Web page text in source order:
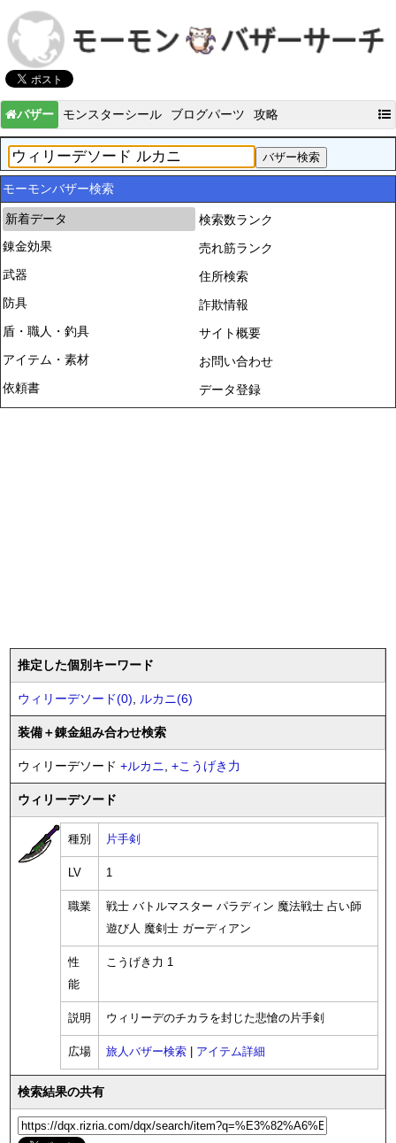
バザー モンスターシール ブログパーツ 攻略
モーモンバザー検索
新着データ
錬金効果
武器
防具
盾・職人・釣具
アイテム・素材
依頼書
検索数ランク
売れ筋ランク
住所検索
詐欺情報
サイト概要
お問い合わせ
データ登録
推定した個別キーワード
ウィリーデソード(0), ルカニ(6)
装備＋錬金組み合わせ検索
ウィリーデソード +ルカニ, +こうげき力
ウィリーデソード
種別 片手剣
LV 1
職業
戦士 バトルマスター パラディン 魔法戦士 占い師
遊び人 魔剣士 ガーディアン
性
能
こうげき力 1
説明 ウィリーデのチカラを封じた悲愴の片手剣
広場 旅人バザー検索 アイテム詳細
検索結果の共有